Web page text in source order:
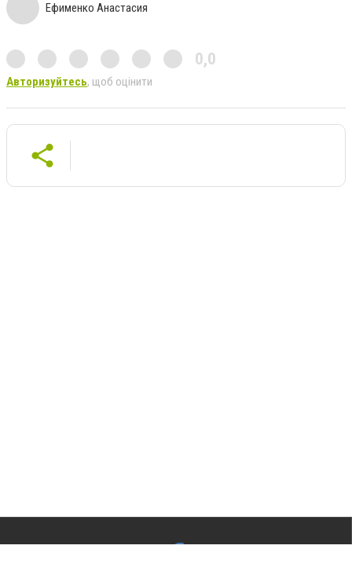
Ефименко Анастасия
0,0
Авторизуйтесь, щоб оцінити